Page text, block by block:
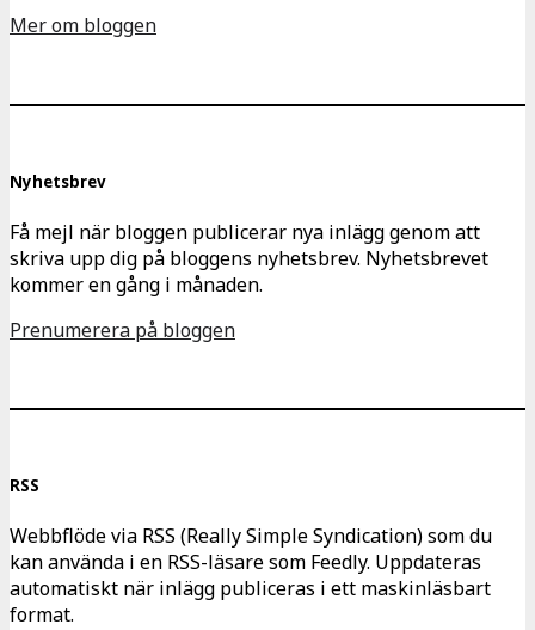
Mer om bloggen
Nyhetsbrev
Få mejl när bloggen publicerar nya inlägg genom att
skriva upp dig på bloggens nyhetsbrev. Nyhetsbrevet
kommer en gång i månaden.
Prenumerera på bloggen
RSS
Webbflöde via RSS (Really Simple Syndication) som du
kan använda i en RSS-läsare som Feedly. Uppdateras
automatiskt när inlägg publiceras i ett maskinläsbart
format.